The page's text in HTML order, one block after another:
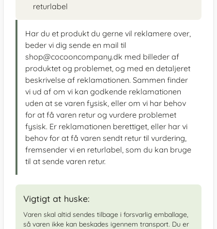
returlabel
Har du et produkt du gerne vil reklamere over,
beder vi dig sende en mail til
shop@cocooncompany.dk med billeder af
produktet og problemet, og med en detaljeret
beskrivelse af reklamationen. Sammen finder
vi ud af om vi kan godkende reklamationen
uden at se varen fysisk, eller om vi har behov
for at få varen retur og vurdere problemet
fysisk. Er reklamationen berettiget, eller har vi
behov for at få varen sendt retur til vurdering,
fremsender vi en returlabel, som du kan bruge
til at sende varen retur.
Vigtigt at huske:
Varen skal altid sendes tilbage i forsvarlig emballage,
så varen ikke kan beskades igennem transport. Du er